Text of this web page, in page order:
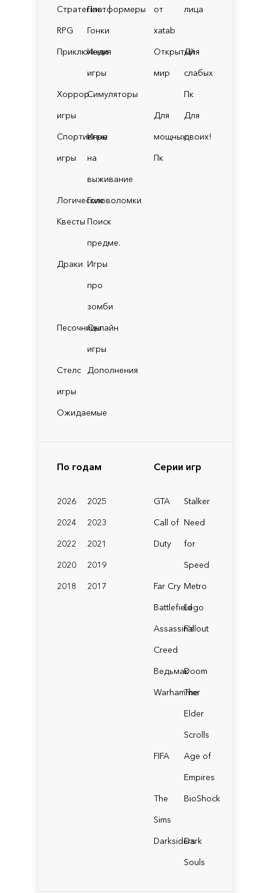
СтратегииПлатформеры
RPG
Гонки
Приключения
Инди
игры
Хоррор
игры
Симуляторы
Спортивные
игры
Игры
на
выживание
ЛогическиеГоловоломки
Квесты Поиск
предме.
Драки Игры
про
зомби
ПесочницыОнлайн
игры
Стелс
игры
Дополнения
Ожидаемые
от
xatab
лица
Открытый
мир
Для
слабых
Пк
Для
мощных
Пк
Для
двоих!
По годам
2026
2025
2024
2023
2022
2021
2020
2019
2018
2017
Серии игр
GTA
Stalker
Call of
Duty
Need
for
Speed
Far Cry Metro
BattlefieldLego
Assassin's
Creed
Fallout
ВедьмакDoom
Warhammer
The
Elder
Scrolls
FIFA
Age of
Empires
The
Sims
BioShock
Darksiders
Dark
Souls